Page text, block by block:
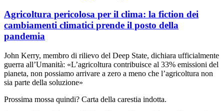
Agricoltura pericolosa per il clima: la fiction dei
cambiamenti climatici prende il posto della
pandemia
John Kerry, membro di rilievo del Deep State, dichiara ufficialmente
guerra all’Umanità: «L’agricoltura contribuisce al 33% emissioni del
pianeta, non possiamo arrivare a zero a meno che l’agricoltura non
sia parte della soluzione»
Prossima mossa quindi? Carta della carestia indotta.